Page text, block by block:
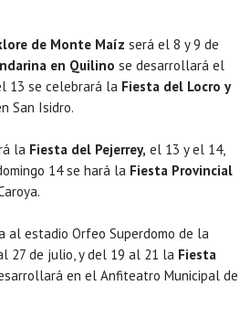
de Monte Maíz será el 8 y 9 de
en Quilino se desarrollará el
13 se celebrará la Fiesta del Locro y
San Isidro.
la Fiesta del Pejerrey, el 13 y el 14,
14 se hará la Fiesta Provincial
al estadio Orfeo Superdomo de la
27 de julio, y del 19 al 21 la Fiesta
en el Anfiteatro Municipal de